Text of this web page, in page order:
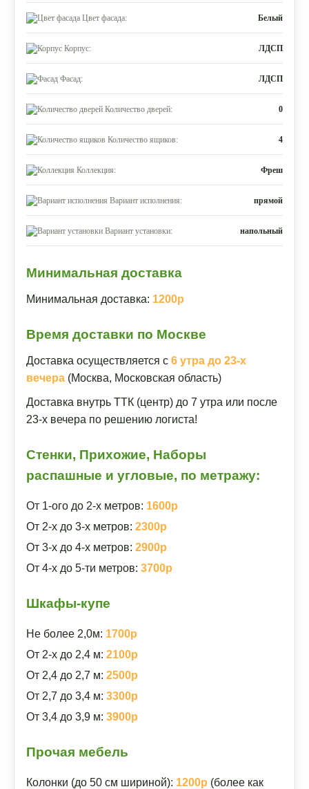
Цвет фасада: Белый
Корпус: ЛДСП
Фасад: ЛДСП
Количество дверей: 0
Количество ящиков: 4
Коллекция: Фреш
Вариант исполнения: прямой
Вариант установки: напольный
Минимальная доставка
Минимальная доставка: 1200р
Время доставки по Москве
Доставка осуществляется с 6 утра до 23-х
вечера (Москва, Московская область)
Доставка внутрь ТТК (центр) до 7 утра или после
23-х вечера по решению логиста!
Стенки, Прихожие, Наборы
распашные и угловые, по метражу:
От 1-ого до 2-х метров: 1600р
От 2-х до 3-х метров: 2300р
От 3-х до 4-х метров: 2900р
От 4-х до 5-ти метров: 3700р
Шкафы-купе
Не более 2,0м: 1700р
От 2-х до 2,4 м: 2100р
От 2,4 до 2,7 м: 2500р
От 2,7 до 3,4 м: 3300р
От 3,4 до 3,9 м: 3900р
Прочая мебель
Колонки (до 50 см шириной): 1200р (более как